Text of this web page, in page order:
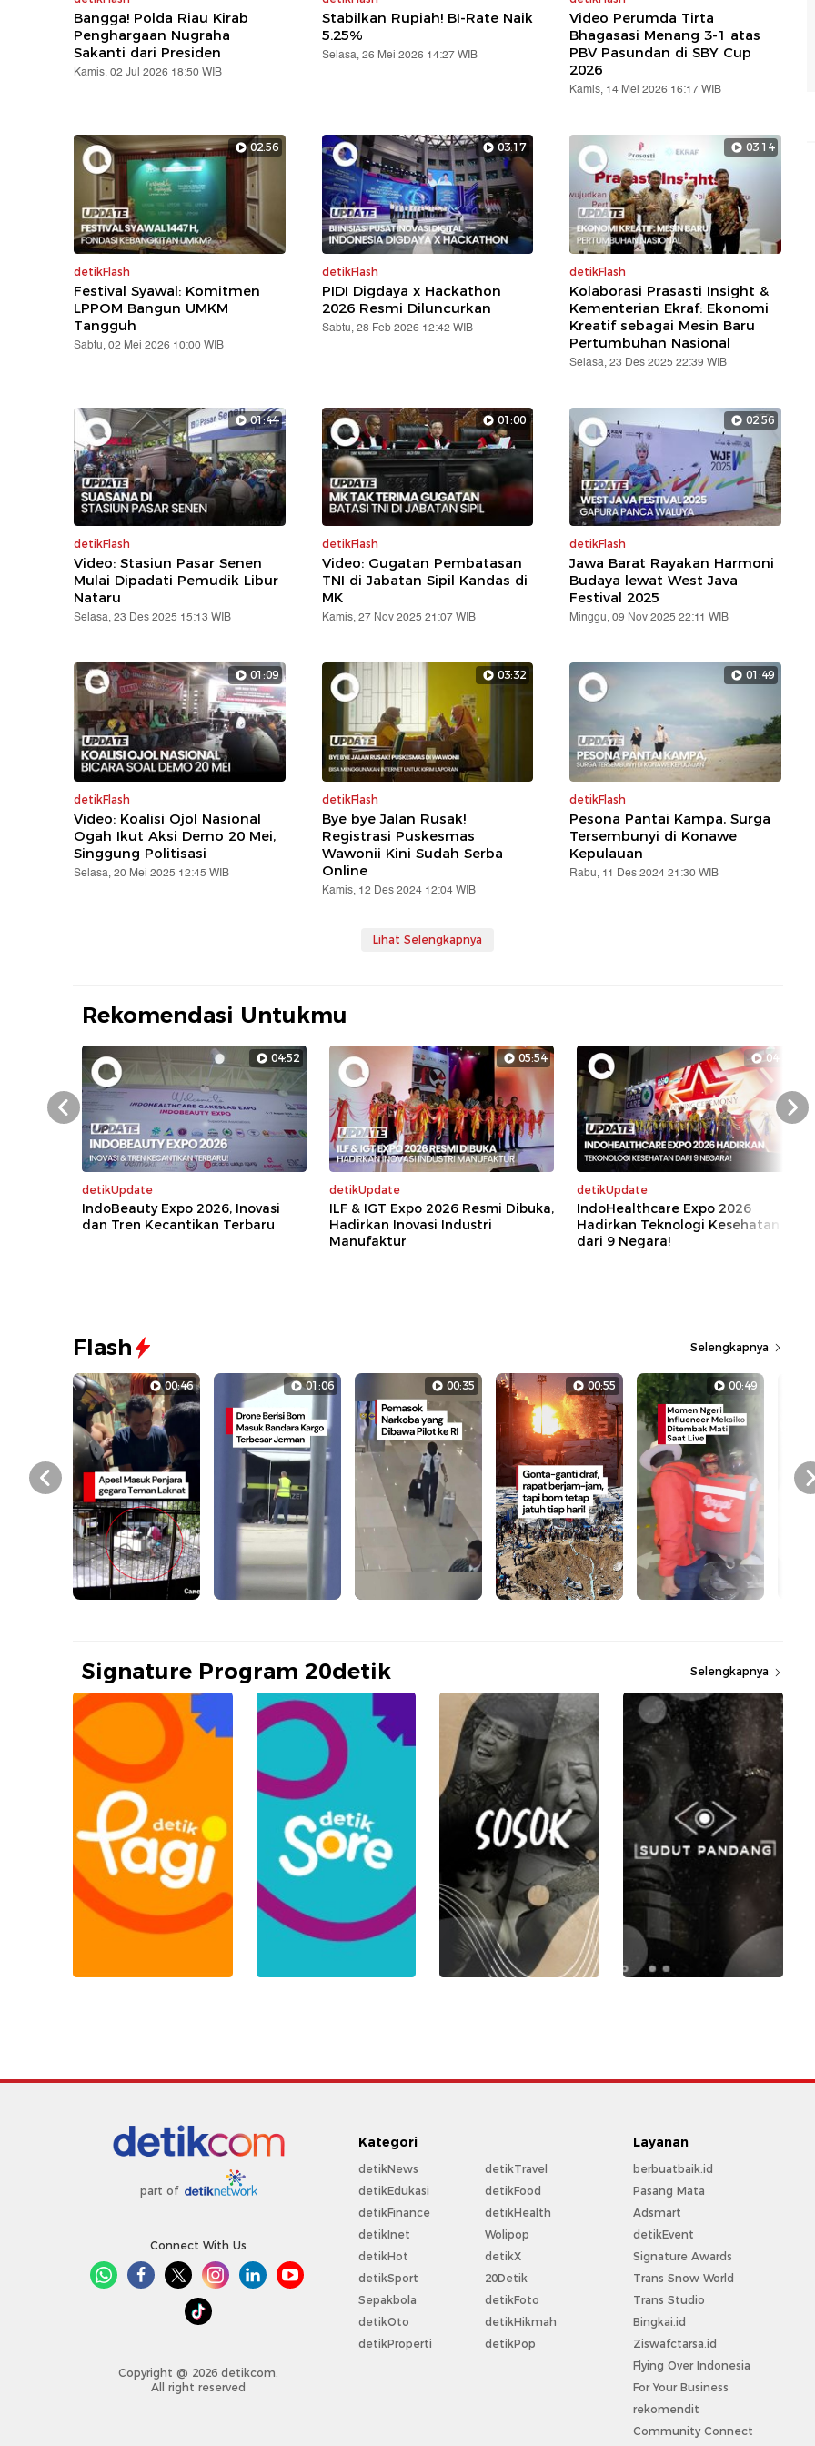
Bangga! Polda Riau Kirab
Penghargaan Nugraha
Sakanti dari Presiden
Kamis, 02 Jul 2026 18:50 WIB
Stabilkan Rupiah! BI-Rate Naik
5.25%
Selasa, 26 Mei 2026 14:27 WIB
Video Perumda Tirta
Bhagasasi Menang 3-1 atas
PBV Pasundan di SBY Cup
2026
Kamis, 14 Mei 2026 16:17 WIB
02:56
detikFlash
Festival Syawal: Komitmen
LPPOM Bangun UMKM
Tangguh
Sabtu, 02 Mei 2026 10:00 WIB
03:17
detikFlash
PIDI Digdaya x Hackathon
2026 Resmi Diluncurkan
Sabtu, 28 Feb 2026 12:42 WIB
03:14
detikFlash
Kolaborasi Prasasti Insight &
Kementerian Ekraf: Ekonomi
Kreatif sebagai Mesin Baru
Pertumbuhan Nasional
Selasa, 23 Des 2025 22:39 WIB
01:44
detikFlash
Video: Stasiun Pasar Senen
Mulai Dipadati Pemudik Libur
Nataru
Selasa, 23 Des 2025 15:13 WIB
01:00
detikFlash
Video: Gugatan Pembatasan
TNI di Jabatan Sipil Kandas di
MK
Kamis, 27 Nov 2025 21:07 WIB
02:56
detikFlash
Jawa Barat Rayakan Harmoni
Budaya lewat West Java
Festival 2025
Minggu, 09 Nov 2025 22:11 WIB
01:09
detikFlash
Video: Koalisi Ojol Nasional
Ogah Ikut Aksi Demo 20 Mei,
Singgung Politisasi
Selasa, 20 Mei 2025 12:45 WIB
03:32
detikFlash
Bye bye Jalan Rusak!
Registrasi Puskesmas
Wawonii Kini Sudah Serba
Online
Kamis, 12 Des 2024 12:04 WIB
01:49
detikFlash
Pesona Pantai Kampa, Surga
Tersembunyi di Konawe
Kepulauan
Rabu, 11 Des 2024 21:30 WIB
Lihat Selengkapnya
Rekomendasi Untukmu
04:52
detikUpdate
IndoBeauty Expo 2026, Inovasi
dan Tren Kecantikan Terbaru
05:54
detikUpdate
ILF & IGT Expo 2026 Resmi Dibuka,
Hadirkan Inovasi Industri
Manufaktur
04:39
detikUpdate
IndoHealthcare Expo 2026
Hadirkan Teknologi Kesehatan
dari 9 Negara!
Prev Next
Flash Selengkapnya
00:46 01:06 00:35 00:55 00:49
Prev
Signature Program 20detik Selengkapnya
part of
Connect With Us
Copyright @ 2026 detikcom.
All right reserved
Kategori
detikNews
detikEdukasi
detikFinance
detikInet
detikHot
detikSport
Sepakbola
detikOto
detikProperti
detikTravel
detikFood
detikHealth
Wolipop
detikX
20Detik
detikFoto
detikHikmah
detikPop
Layanan
berbuatbaik.id
Pasang Mata
Adsmart
detikEvent
Signature Awards
Trans Snow World
Trans Studio
Bingkai.id
Ziswafctarsa.id
Flying Over Indonesia
For Your Business
rekomendit
Community Connect